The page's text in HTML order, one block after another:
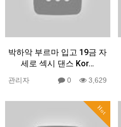
박하악 부르마 입고 19금 자
세로 섹시 댄스 Kor…
관리자 0 3,629
Hot